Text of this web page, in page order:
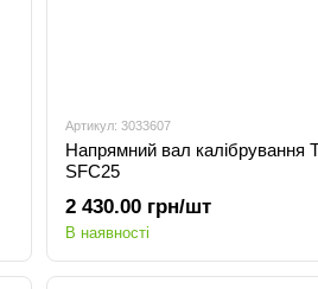
Артикул: 3033607
Напрямний вал калібрування
SFC25
2 430.00 грн/шт
В наявності